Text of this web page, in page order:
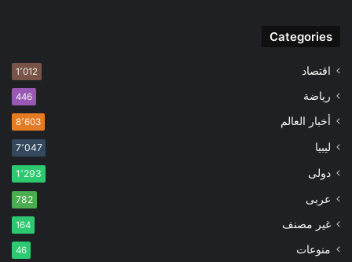
Categories
اقتصاد 1٬012
رياضة 446
أخبار العالم 8٬603
ليبيا 7٬047
دولى 1٬293
عربى 782
غير مصنف 164
منوعات 46